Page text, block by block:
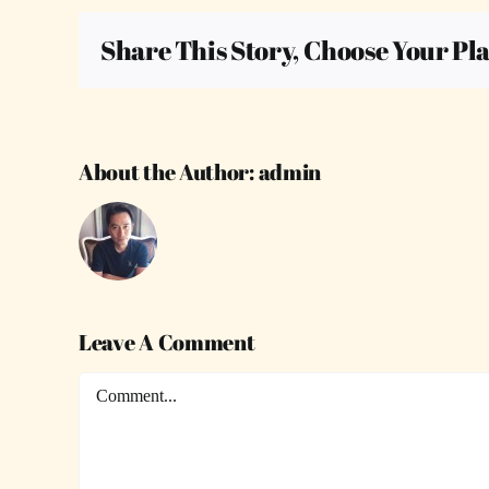
Share This Story, Choose Your
About the Author:admin
Leave A Comment
Comment